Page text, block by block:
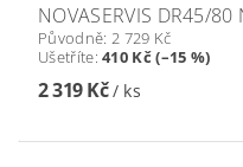
NOVASERVIS DR45/80
Původně: 2 729 Kč
Ušetříte:410 Kč (–15 %)
2 319 Kč/ ks